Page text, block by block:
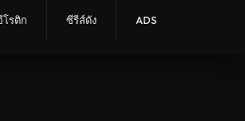
รติก ซีรีส์ดัง ADS